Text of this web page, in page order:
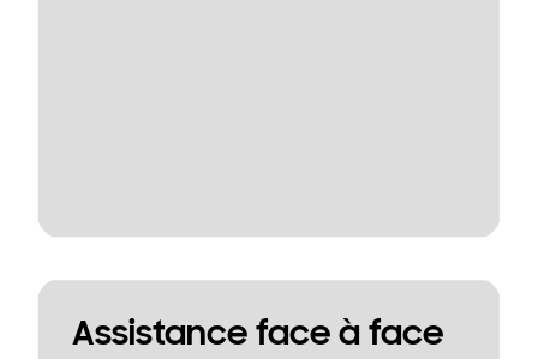
Assistance face à face